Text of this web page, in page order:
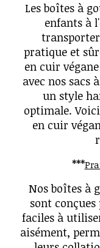
Les boîtes à
enfants à
pratique et
en cuir
avec nos sacs
un style
optimale.
en cuir
***
Nos boîtes à
sont
faciles à
aisément,